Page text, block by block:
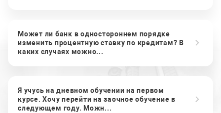
Может ли банк в одностороннем порядке
изменить процентную ставку по кредитам? В
каких случаях можно...
Я учусь на дневном обучении на первом
курсе. Хочу перейти на заочное обучение в
следующем году. Можн...